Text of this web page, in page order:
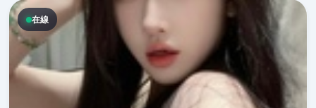
在線